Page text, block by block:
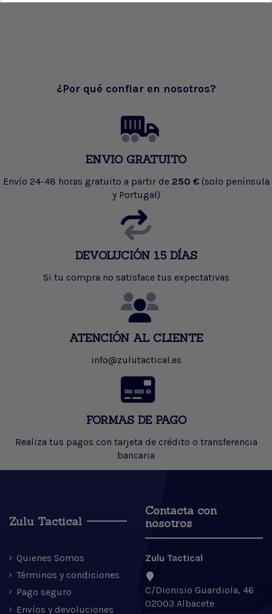
¿Por qué confiar en nosotros?
ENVIO GRATUITO
Envío 24-48 horas gratuito a partir de 250 € (solo península
y Portugal)
DEVOLUCIÓN 15 DÍAS
Si tu compra no satisface tus expectativas
ATENCIÓN AL CLIENTE
info@zulutactical.es
FORMAS DE PAGO
Realiza tus pagos con tarjeta de crédito o transferencia
bancaria
Zulu Tactical
Quienes Somos
Términos y condiciones
Pago seguro
Envíos y devoluciones
Contacta con
nosotros
Zulu Tactical
C/Dionisio Guardiola, 46
02003 Albacete